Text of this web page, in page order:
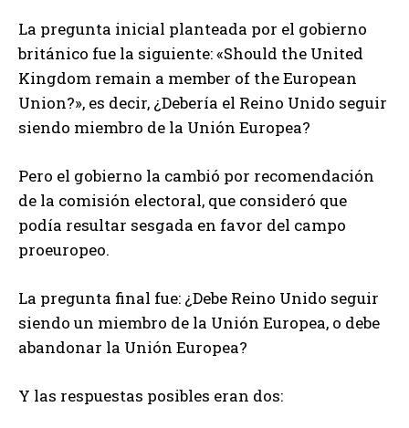
La pregunta inicial planteada por el gobierno
británico fue la siguiente: «Should the United
Kingdom remain a member of the European
Union?», es decir, ¿Debería el Reino Unido seguir
siendo miembro de la Unión Europea?
Pero el gobierno la cambió por recomendación
de la comisión electoral, que consideró que
podía resultar sesgada en favor del campo
proeuropeo.
La pregunta final fue: ¿Debe Reino Unido seguir
siendo un miembro de la Unión Europea, o debe
abandonar la Unión Europea?
Y las respuestas posibles eran dos: